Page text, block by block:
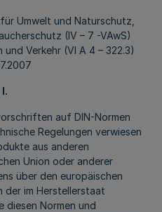
Umwelt und Naturschutz,
(IV – 7 -VAwS)
Verkehr (VI A 4 – 322.3)
I.
auf DIN-Normen
Regelungen verwiesen
aus anderen
Union oder anderer
über den europäischen
der im Herstellerstaat
diesen Normen und